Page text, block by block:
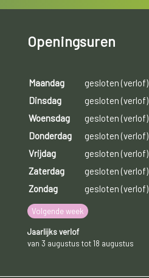
Openingsuren
Maandag
gesloten (verlof)
Dinsdag
gesloten (verlof)
Woensdag
gesloten (verlof)
Donderdag
gesloten (verlof)
Vrijdag
gesloten (verlof)
Zaterdag
gesloten (verlof)
Zondag
gesloten (verlof)
Volgende week
Jaarlijks verlof
van 3 augustus tot 18 augustus